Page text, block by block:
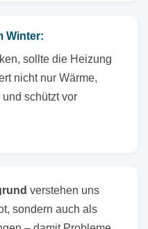
Winter:
sollte die Heizung
nicht nur Wärme,
schützt vor
verstehen uns
sondern auch als